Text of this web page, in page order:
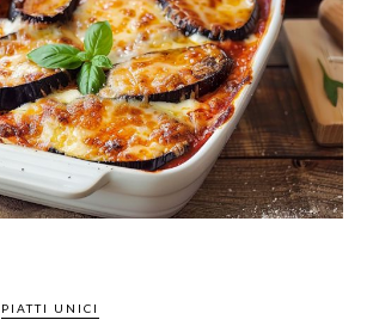
PIATTI UNICI